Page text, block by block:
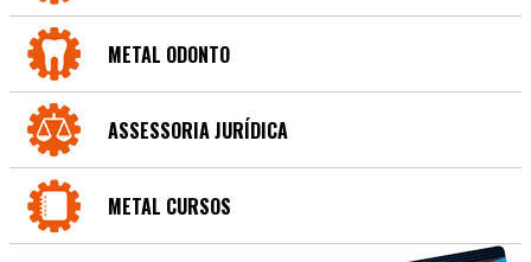
METAL ODONTO
ASSESSORIA JURÍDICA
METAL CURSOS